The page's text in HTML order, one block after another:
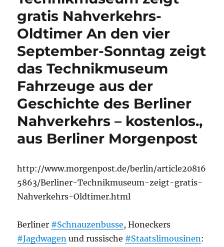
gratis Nahverkehrs-
Oldtimer An den vier
September-Sonntag zeigt
das Technikmuseum
Fahrzeuge aus der
Geschichte des Berliner
Nahverkehrs – kostenlos.,
aus Berliner Morgenpost
http://www.morgenpost.de/berlin/article20816
5863/Berliner-Technikmuseum-zeigt-gratis-
Nahverkehrs-Oldtimer.html
Berliner #Schnauzenbusse, Honeckers
#Jagdwagen und russische #Staatslimousinen: